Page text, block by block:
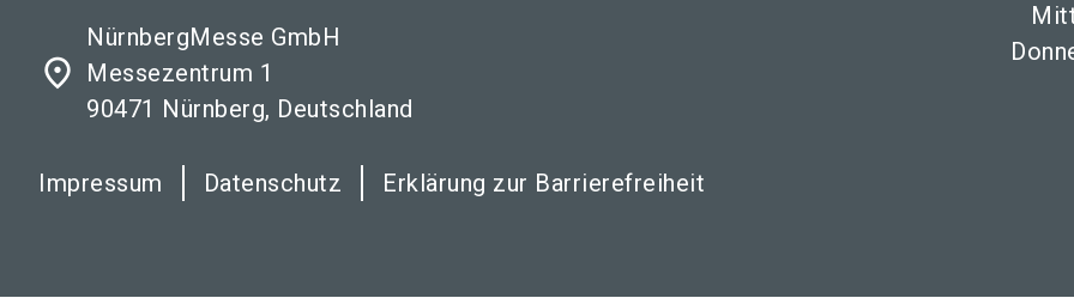
place
NürnbergMesse GmbH
Messezentrum 1
90471 Nürnberg, Deutschland
Impressum Datenschutz Erklärung zur Barrierefreiheit